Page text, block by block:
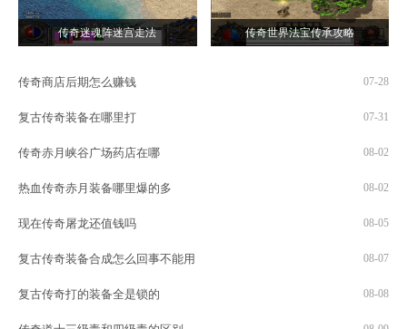
传奇迷魂阵迷宫走法 传奇世界法宝传承攻略
传奇商店后期怎么赚钱 07-28
复古传奇装备在哪里打 07-31
传奇赤月峡谷广场药店在哪 08-02
热血传奇赤月装备哪里爆的多 08-02
现在传奇屠龙还值钱吗 08-05
复古传奇装备合成怎么回事不能用 08-07
复古传奇打的装备全是锁的 08-08